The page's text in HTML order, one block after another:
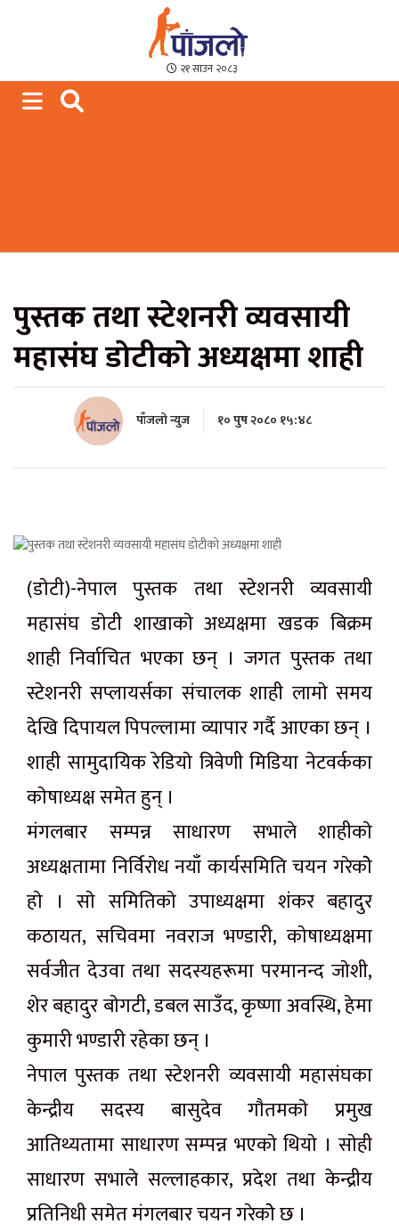
Paajalo News
We are from Far West Nepal
२१ साउन २०८३
पुस्तक तथा स्टेशनरी व्यवसायी
महासंघ डाेटीकाे अध्यक्षमा शाही
पाँजलो न्युज १० पुष २०८० १५:४८
(डाेटी)-नेपाल पुस्तक तथा स्टेशनरी व्यवसायी
महासंघ डाेटी शाखाकाे अध्यक्षमा खडक बिक्रम
शाही निर्वाचित भएका छन् । जगत पुस्तक तथा
स्टेशनरी सप्लायर्सका संचालक शाही लामाे समय
देखि दिपायल पिपल्लामा व्यापार गर्दै आएका छन् ।
शाही सामुदायिक रेडियाे त्रिवेणी मिडिया नेटवर्कका
काेषाध्यक्ष समेत हुन् ।
मंगलबार सम्पन्न साधारण सभाले शाहीकाे
अध्यक्षतामा निर्विराेध नयाँ कार्यसमिति चयन गरेकाेे
हाे । साे समितिकाे उपाध्यक्षमा शंकर बहादुर
कठायत, सचिवमा नवराज भण्डारी, काेषाध्यक्षमा
सर्वजीत देउवा तथा सदस्यहरूमा परमानन्द जाेशी,
शेर बहादुर बाेगटी, डबल साउँद, कृष्णा अवस्थि, हेमा
कुमारी भण्डारी रहेका छन् ।
नेपाल पुस्तक तथा स्टेशनरी व्यवसायी महासंघका
केन्द्रीय सदस्य बासुदेव गाैतमकाे प्रमुख
आतिथ्यतामा साधारण सम्पन्न भएकाे थियाे । साेही
साधारण सभाले सल्लाहकार, प्रदेश तथा केन्द्रीय
प्रतिनिधी समेत मंगलबार चयन गरेकाेे छ ।